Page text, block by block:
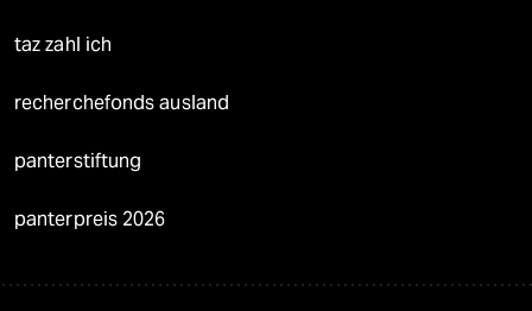
taz zahl ich
recherchefonds ausland
panterstiftung
panterpreis 2026